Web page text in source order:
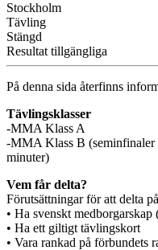
Stockholm
Tävling
Stängd
Resultat tillgängliga
På denna sida återfinns
Tävlingsklasser
-MMA Klass A
-MMA Klass B (seminfinaler
minuter)
Vem får delta?
Förutsättningar för att delta
• Ha svenskt
• Ha ett giltigt tävlingskort
• Vara rankad på förbundets